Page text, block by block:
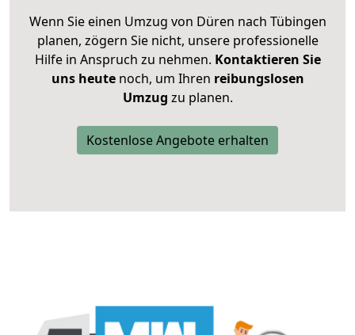
Wenn Sie einen Umzug von Düren nach Tübingen
planen, zögern Sie nicht, unsere professionelle
Hilfe in Anspruch zu nehmen. Kontaktieren Sie
uns heutenoch, um Ihren reibungslosen
Umzug zu planen.
Kostenlose Angebote erhalten